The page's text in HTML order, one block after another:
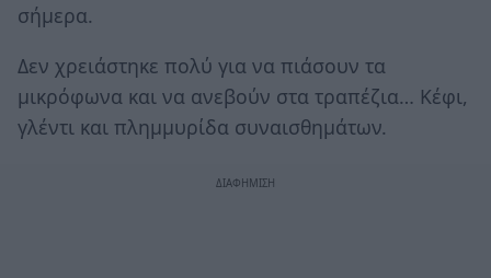
σήμερα.
Δεν χρειάστηκε πολύ για να πιάσουν τα
μικρόφωνα και να ανεβούν στα τραπέζια… Κέφι,
γλέντι και πλημμυρίδα συναισθημάτων.